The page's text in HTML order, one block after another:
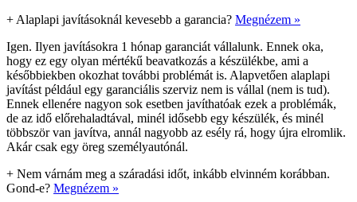
+ Alaplapi javításoknál kevesebb a garancia? Megnézem »
Igen. Ilyen javításokra 1 hónap garanciát vállalunk. Ennek oka,
hogy ez egy olyan mértékű beavatkozás a készülékbe, ami a
későbbiekben okozhat további problémát is. Alapvetően alaplapi
javítást például egy garanciális szerviz nem is vállal (nem is tud).
Ennek ellenére nagyon sok esetben javíthatóak ezek a problémák,
de az idő előrehaladtával, minél idősebb egy készülék, és minél
többször van javítva, annál nagyobb az esély rá, hogy újra elromlik.
Akár csak egy öreg személyautónál.
+ Nem várnám meg a száradási időt, inkább elvinném korábban.
Gond-e? Megnézem »